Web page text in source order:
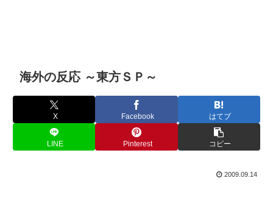
海外の反応 ～東方ＳＰ～
X Facebook はてブ
LINE Pinterest コピー
2009.09.14